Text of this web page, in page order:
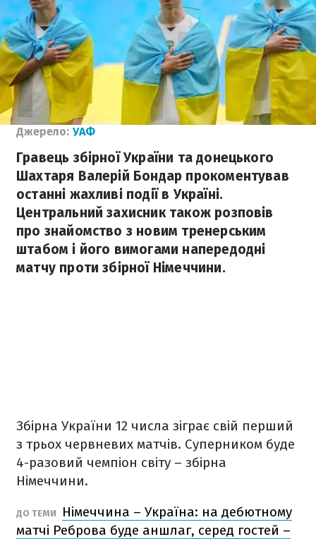
Джерело: УАФ
Гравець збірної України та донецького
Шахтаря Валерій Бондар прокоментував
останні жахливі події в Україні.
Центральний захисник також розповів
про знайомство з новим тренерським
штабом і його вимогами напередодні
матчу проти збірної Німеччини.
Збірна України 12 числа зіграє свій перший
з трьох червневих матчів. Суперником буде
4-разовий чемпіон світу – збірна
Німеччини.
ДО ТЕМИ
Німеччина – Україна: на дебютному
матчі Реброва буде аншлаг, серед гостей –